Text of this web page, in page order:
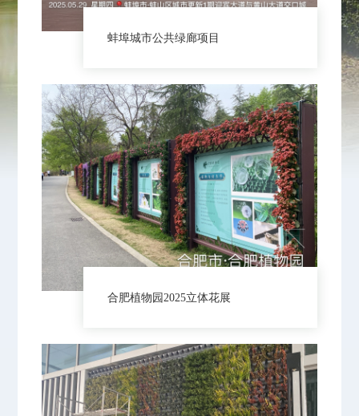
蚌埠城市公共绿廊项目
合肥植物园2025立体花展